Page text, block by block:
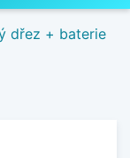
dřez + baterie